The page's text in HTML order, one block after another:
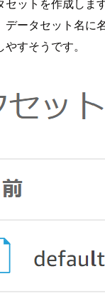
データセット名に
すそうです。